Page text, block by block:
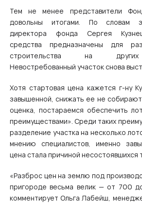
Тем не менее представители
довольны итогами. По словам
директора фонда Сергея
средства предназначены для
строительства на других
Невостребованный участок снова
Хотя стартовая цена кажется г-ну
завышенной, снижать ее не
оценка, постараемся обеспечить
преимуществами». Среди таких
разделение участка на несколько
мнению специалистов, именно
цена стала причиной несостоявшихся
«Разброс цен на землю под
пригороде весьма велик — от 700
комментирует Ольга Лабейш,